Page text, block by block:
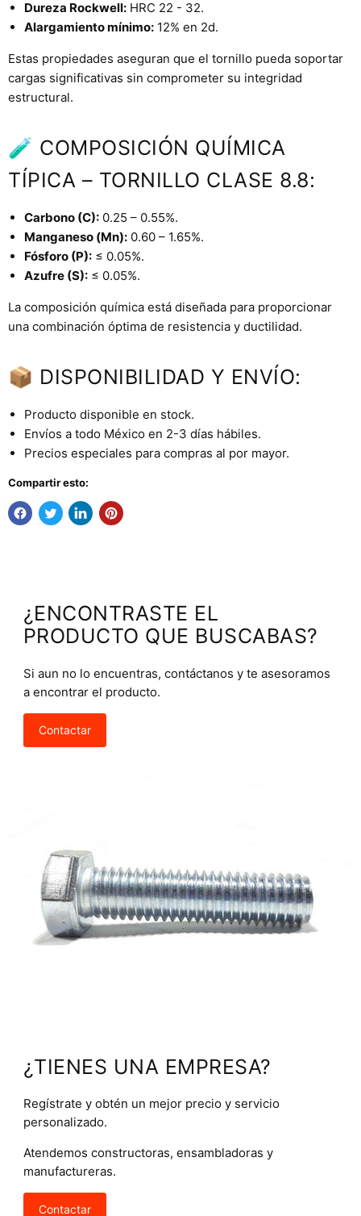
Dureza Rockwell: HRC 22 - 32.
Alargamiento mínimo: 12% en 2d.
Estas propiedades aseguran que el tornillo pueda soportar
cargas significativas sin comprometer su integridad
estructural.
🧪 COMPOSICIÓN QUÍMICA
TÍPICA – TORNILLO CLASE 8.8:
Carbono (C): 0.25 – 0.55%.
Manganeso (Mn): 0.60 – 1.65%.
Fósforo (P): ≤ 0.05%.
Azufre (S): ≤ 0.05%.
La composición química está diseñada para proporcionar
una combinación óptima de resistencia y ductilidad.
📦 DISPONIBILIDAD Y ENVÍO:
Producto disponible en stock.
Envíos a todo México en 2-3 días hábiles.
Precios especiales para compras al por mayor.
Compartir esto:
¿ENCONTRASTE EL
PRODUCTO QUE BUSCABAS?
Si aun no lo encuentras, contáctanos y te asesoramos
a encontrar el producto.
Contactar
¿TIENES UNA EMPRESA?
Regístrate y obtén un mejor precio y servicio
personalizado.
Atendemos constructoras, ensambladoras y
manufactureras.
Contactar